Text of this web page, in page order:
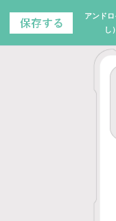
アンド
し